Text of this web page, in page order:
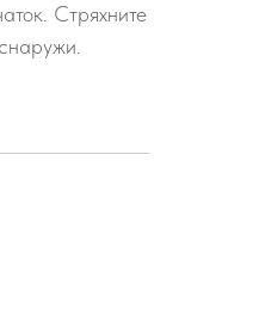
Стряхните